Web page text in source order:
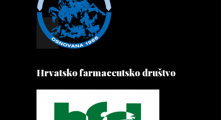
Hrvatsko farmaceutsko društvo